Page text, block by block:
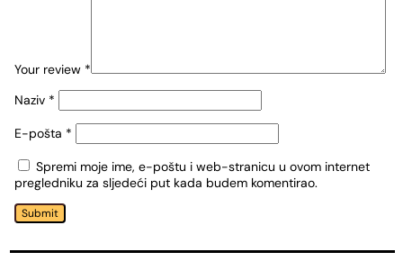
Your review *
Naziv *
E-pošta *
Spremi moje ime, e-poštu i web-stranicu u ovom internet
pregledniku za sljedeći put kada budem komentirao.
Submit